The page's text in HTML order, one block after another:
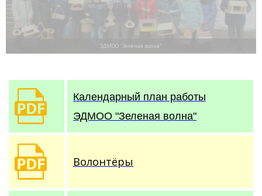
ЭДМОО "Зелёная волна"
ЭДМОО "Зелёная волна"
Календарный план работы
ЭДМОО "Зеленая волна"
Волонтёры